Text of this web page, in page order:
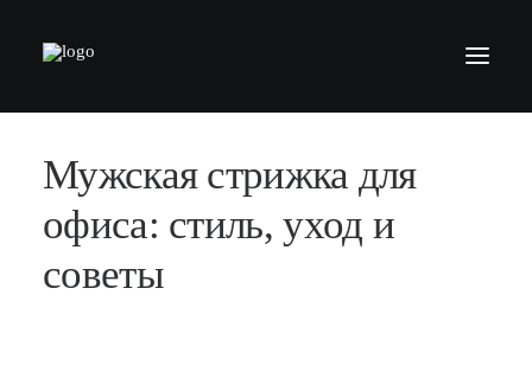
БАРБЕРШОПЫ
УСЛУГИ
Мужская стрижка для
офиса: стиль, уход и
советы